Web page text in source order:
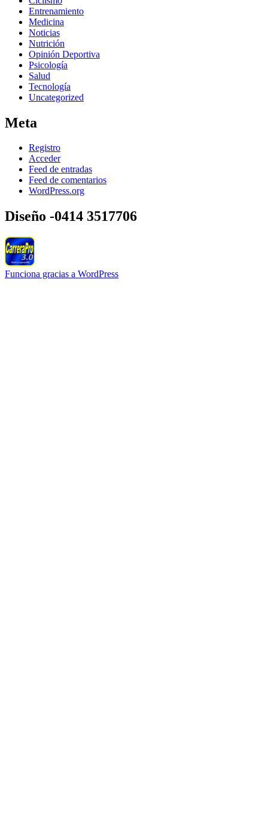
Entrenamiento
Medicina
Noticias
Nutrición
Opinión Deportiva
Psicología
Salud
Tecnología
Uncategorized
Meta
Registro
Acceder
Feed de entradas
Feed de comentarios
WordPress.org
Diseño -0414 3517706
Funciona gracias a WordPress